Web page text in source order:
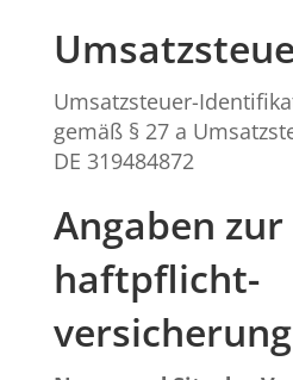
Umsatzsteuer-
gemäß § 27 a
DE 319484872
Angaben
haftpflicht­
versicherung